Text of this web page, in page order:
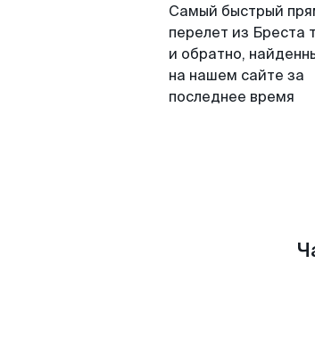
Самый быстрый
перелет из Бреста
и обратно,
на нашем сайте за
последнее время